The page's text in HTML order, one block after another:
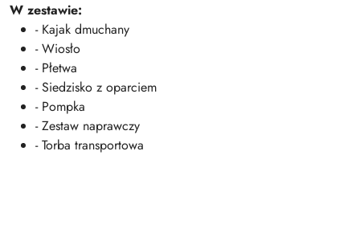
W zestawie:
- Kajak dmuchany
- Wiosło
- Płetwa
- Siedzisko z oparciem
- Pompka
- Zestaw naprawczy
- Torba transportowa